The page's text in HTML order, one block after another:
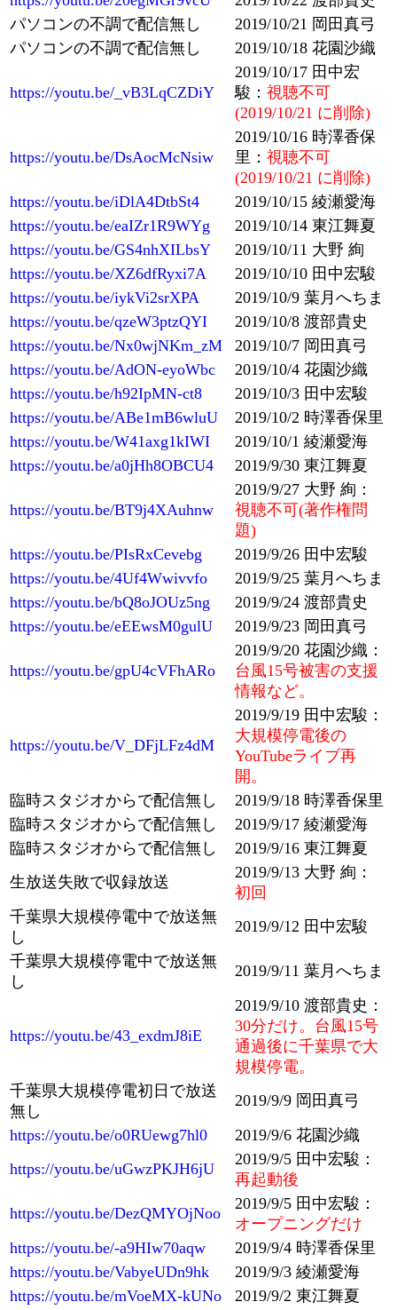
パソコンの不調で配信無し
2019/10/21 岡田真弓
パソコンの不調で配信無し
2019/10/18 花園沙織
https://youtu.be/_vB3LqCZDiY
2019/10/17 田中宏
駿： 視聴不可
(2019/10/21 に削除)
https://youtu.be/DsAocMcNsiw
2019/10/16 時澤香保
里： 視聴不可
(2019/10/21 に削除)
https://youtu.be/iDlA4DtbSt4
2019/10/15 綾瀬愛海
https://youtu.be/eaIZr1R9WYg
2019/10/14 東江舞夏
https://youtu.be/GS4nhXILbsY
2019/10/11 大野 絢
https://youtu.be/XZ6dfRyxi7A
2019/10/10 田中宏駿
https://youtu.be/iykVi2srXPA
2019/10/9 葉月へちま
https://youtu.be/qzeW3ptzQYI
2019/10/8 渡部貴史
https://youtu.be/Nx0wjNKm_zM
2019/10/7 岡田真弓
https://youtu.be/AdON-eyoWbc
2019/10/4 花園沙織
https://youtu.be/h92IpMN-ct8
2019/10/3 田中宏駿
https://youtu.be/ABe1mB6wluU
2019/10/2 時澤香保里
https://youtu.be/W41axg1kIWI
2019/10/1 綾瀬愛海
https://youtu.be/a0jHh8OBCU4
2019/9/30 東江舞夏
https://youtu.be/BT9j4XAuhnw
2019/9/27 大野 絢：
視聴不可(著作権問
題)
https://youtu.be/PIsRxCevebg
2019/9/26 田中宏駿
https://youtu.be/4Uf4Wwivvfo
2019/9/25 葉月へちま
https://youtu.be/bQ8oJOUz5ng
2019/9/24 渡部貴史
https://youtu.be/eEEwsM0gulU
2019/9/23 岡田真弓
https://youtu.be/gpU4cVFhARo
2019/9/20 花園沙織：
台風15号被害の支援
情報など。
https://youtu.be/V_DFjLFz4dM
2019/9/19 田中宏駿：
大規模停電後の
YouTubeライブ再
開。
臨時スタジオからで配信無し
2019/9/18 時澤香保里
臨時スタジオからで配信無し
2019/9/17 綾瀬愛海
臨時スタジオからで配信無し
2019/9/16 東江舞夏
生放送失敗で収録放送
2019/9/13 大野 絢：
初回
千葉県大規模停電中で放送無
し
2019/9/12 田中宏駿
千葉県大規模停電中で放送無
し
2019/9/11 葉月へちま
https://youtu.be/43_exdmJ8iE
2019/9/10 渡部貴史：
30分だけ。台風15号
通過後に千葉県で大
規模停電。
千葉県大規模停電初日で放送
無し
2019/9/9 岡田真弓
https://youtu.be/o0RUewg7hl0
2019/9/6 花園沙織
https://youtu.be/uGwzPKJH6jU
2019/9/5 田中宏駿：
再起動後
https://youtu.be/DezQMYOjNoo
2019/9/5 田中宏駿：
オープニングだけ
https://youtu.be/-a9HIw70aqw
2019/9/4 時澤香保里
https://youtu.be/VabyeUDn9hk
2019/9/3 綾瀬愛海
https://youtu.be/mVoeMX-kUNo
2019/9/2 東江舞夏